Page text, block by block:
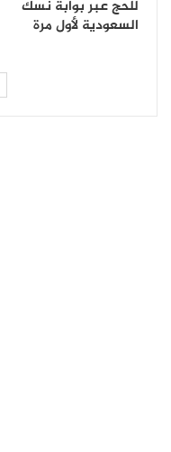
للحج عبر بوابة نسك
السعودية لأول مرة